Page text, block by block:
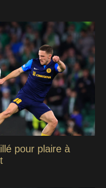
pour plaire à